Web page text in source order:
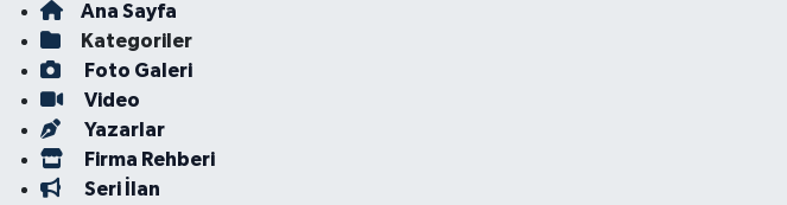
Ana Sayfa
Kategoriler
Foto Galeri
Video
Yazarlar
Firma Rehberi
Seri İlan